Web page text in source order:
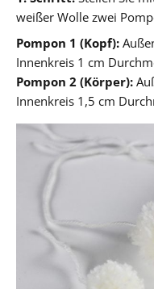
weißer Wolle zwei
Pompon 1 (Kopf):
Innenkreis 1 cm
Pompon 2 (Körper):
Innenkreis 1,5 cm